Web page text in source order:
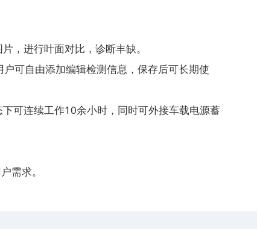
，进行叶面对比，诊断丰缺。
可自由添加编辑检测信息，保存后可长期使
可连续工作10余小时，同时可外接车载电源蓄
需求。